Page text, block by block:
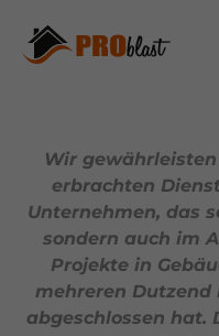
Wir
erbrachten
Unternehmen, das
sondern auch im
Projekte in
mehreren
abgeschlossen hat.